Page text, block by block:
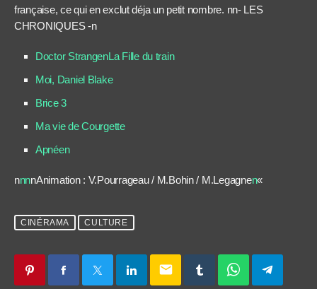
française, ce qui en exclut déja un petit nombre. nn- LES
CHRONIQUES -n
Doctor StrangenLa Fille du train
Moi, Daniel Blake
Brice 3
Ma vie de Courgette
Apnéen
nnnnAnimation : V.Pourrageau / M.Bohin / M.Legagnen«
CINÉRAMA CULTURE
email